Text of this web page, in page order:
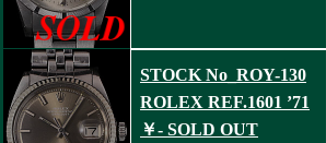
STOCK No_ROY-130
ROLEX REF.1601 ’71
￥- SOLD OUT